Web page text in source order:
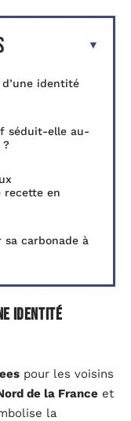
identité
séduit-elle au-
?
recette en
carbonade à
identité
pour les voisins
de la France et
la